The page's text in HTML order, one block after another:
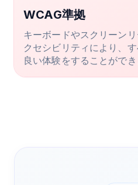
WCAG準拠
キーボードやスクリーン
クセシビリティにより、
良い体験をすることができ